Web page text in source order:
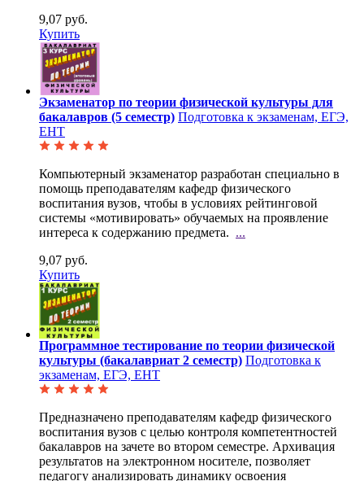
9,07 руб.
Купить
Экзаменатор по теории физической культуры для
бакалавров (5 семестр) Подготовка к экзаменам, ЕГЭ,
ЕНТ
Компьютерный экзаменатор разработан специально в
помощь преподавателям кафедр физического
воспитания вузов, чтобы в условиях рейтинговой
системы «мотивировать» обучаемых на проявление
интереса к содержанию предмета. ...
9,07 руб.
Купить
Программное тестирование по теории физической
культуры (бакалавриат 2 семестр) Подготовка к
экзаменам, ЕГЭ, ЕНТ
Предназначено преподавателям кафедр физического
воспитания вузов с целью контроля компетентностей
бакалавров на зачете во втором семестре. Архивация
результатов на электронном носителе, позволяет
педагогу анализировать динамику освоения